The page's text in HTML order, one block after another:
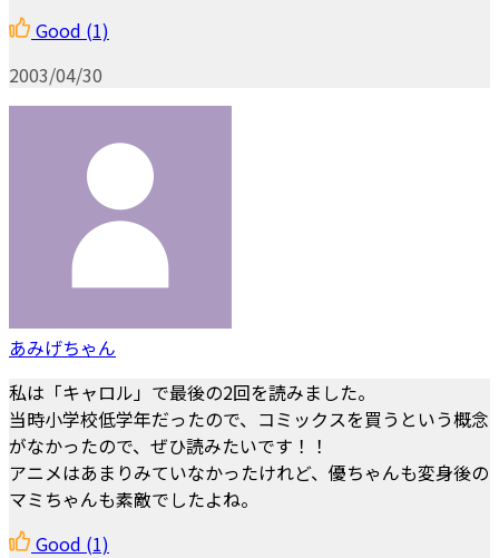
Good (1)
2003/04/30
あみげちゃん
私は「キャロル」で最後の2回を読みました。
当時小学校低学年だったので、コミックスを買うという概念
がなかったので、ぜひ読みたいです！！
アニメはあまりみていなかったけれど、優ちゃんも変身後の
マミちゃんも素敵でしたよね。
Good (1)